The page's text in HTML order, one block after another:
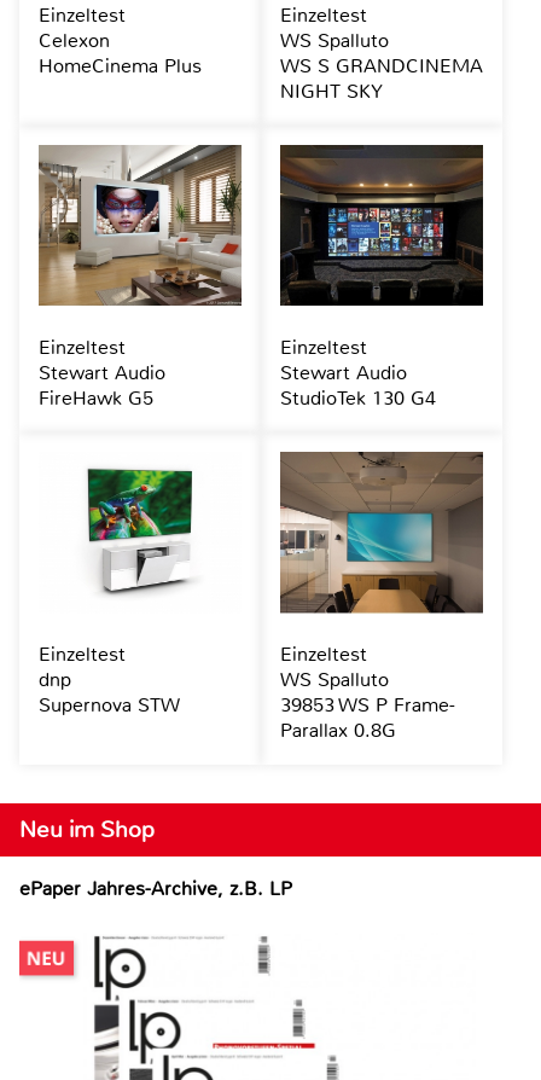
Neu im Shop
ePaper Jahres-Archive, z.B. LP
Einzeltest
Celexon
HomeCinema Plus
Einzeltest
WS Spalluto
WS S GRANDCINEMA
NIGHT SKY
Einzeltest
Stewart Audio
FireHawk G5
Einzeltest
Stewart Audio
StudioTek 130 G4
Einzeltest
dnp
Supernova STW
Einzeltest
WS Spalluto
39853 WS P Frame-
Parallax 0.8G